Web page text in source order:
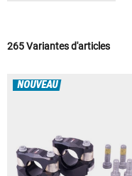
265 Variantes d'articles
NOUVEAU